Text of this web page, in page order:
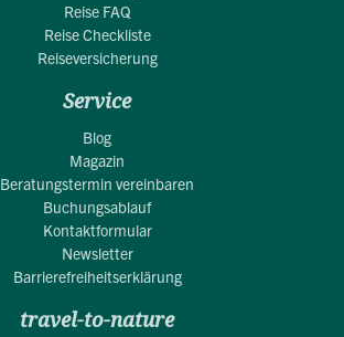
Reise FAQ
Reise Checkliste
Reiseversicherung
Service
Blog
Magazin
Beratungstermin vereinbaren
Buchungsablauf
Kontaktformular
Newsletter
Barrierefreiheitserklärung
travel-to-nature